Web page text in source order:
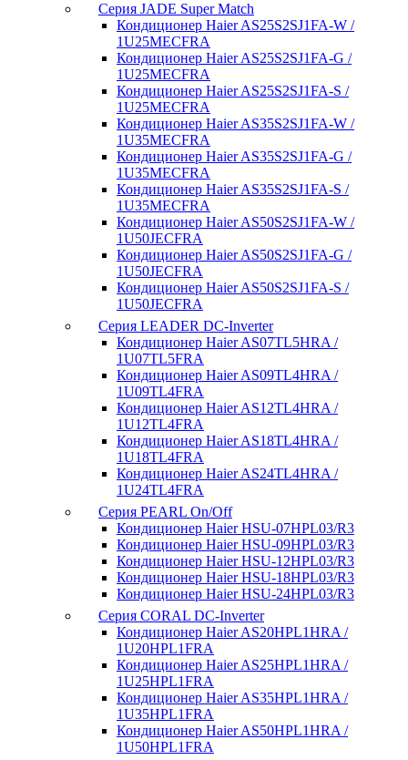
Серия JADE Super Match
Кондиционер Haier AS25S2SJ1FA-W /
1U25MECFRA
Кондиционер Haier AS25S2SJ1FA-G /
1U25MECFRA
Кондиционер Haier AS25S2SJ1FA-S /
1U25MECFRA
Кондиционер Haier AS35S2SJ1FA-W /
1U35MECFRA
Кондиционер Haier AS35S2SJ1FA-G /
1U35MECFRA
Кондиционер Haier AS35S2SJ1FA-S /
1U35MECFRA
Кондиционер Haier AS50S2SJ1FA-W /
1U50JECFRA
Кондиционер Haier AS50S2SJ1FA-G /
1U50JECFRA
Кондиционер Haier AS50S2SJ1FA-S /
1U50JECFRA
Серия LEADER DC-Inverter
Кондиционер Haier AS07TL5HRA /
1U07TL5FRA
Кондиционер Haier AS09TL4HRA /
1U09TL4FRA
Кондиционер Haier AS12TL4HRA /
1U12TL4FRA
Кондиционер Haier AS18TL4HRA /
1U18TL4FRA
Кондиционер Haier AS24TL4HRA /
1U24TL4FRA
Серия PEARL On/Off
Кондиционер Haier HSU-07HPL03/R3
Кондиционер Haier HSU-09HPL03/R3
Кондиционер Haier HSU-12HPL03/R3
Кондиционер Haier HSU-18HPL03/R3
Кондиционер Haier HSU-24HPL03/R3
Серия CORAL DC-Inverter
Кондиционер Haier AS20HPL1HRA /
1U20HPL1FRA
Кондиционер Haier AS25HPL1HRA /
1U25HPL1FRA
Кондиционер Haier AS35HPL1HRA /
1U35HPL1FRA
Кондиционер Haier AS50HPL1HRA /
1U50HPL1FRA